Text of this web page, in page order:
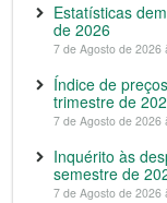
Estatísticas
de 2026
7 de Agosto de 2026
Índice de
trimestre de
7 de Agosto de 2026
Inquérito às
semestre de
7 de Agosto de 2026